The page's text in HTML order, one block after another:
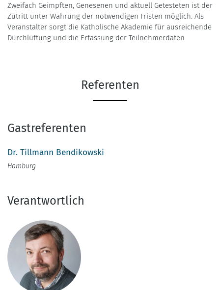
Zweifach Geimpften, Genesenen und aktuell Getesteten ist der
Zutritt unter Wahrung der notwendigen Fristen möglich. Als
Veranstalter sorgt die Katholische Akademie für ausreichende
Durchlüftung und die Erfassung der Teilnehmerdaten
Referenten
Gastreferenten
Dr. Tillmann Bendikowski
Hamburg
Verantwortlich